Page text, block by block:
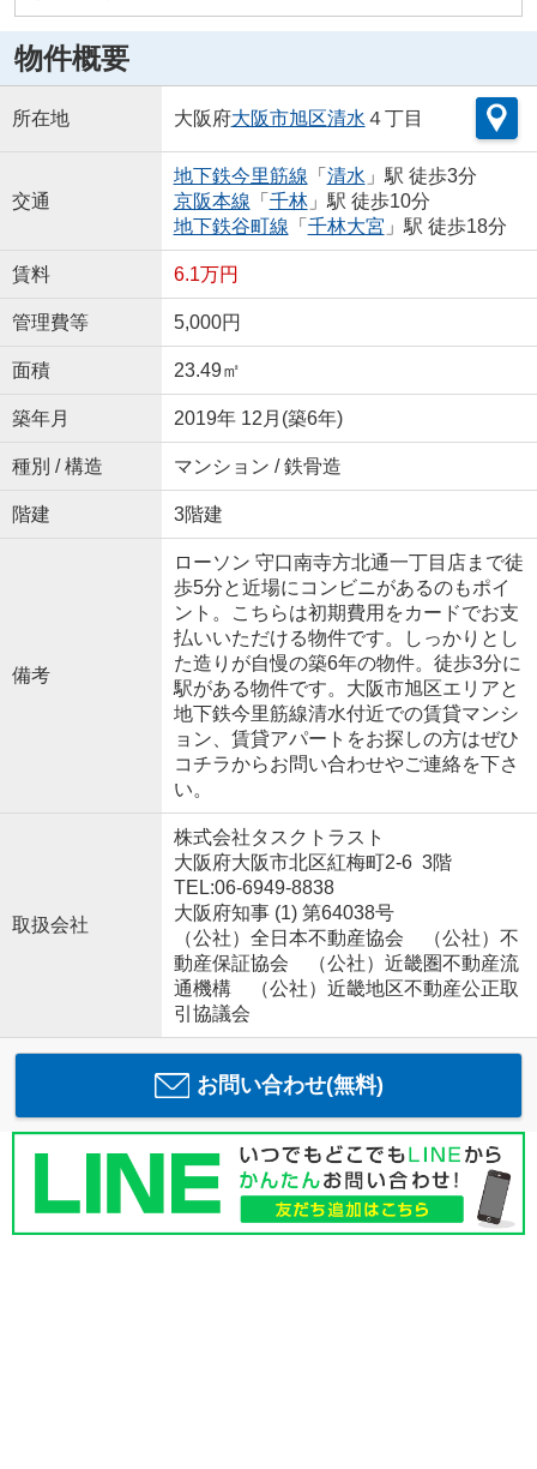
物件概要
所在地 大阪府大阪市旭区清水 ４丁目
交通
地下鉄今里筋線 「 清水 」駅 徒歩3分
京阪本線 「 千林」駅 徒歩10分
地下鉄谷町線 「 千林大宮 」駅 徒歩18分
賃料 6.1万円
管理費等 5,000円
面積 23.49㎡
築年月 2019年 12月(築6年)
種別 / 構造 マンション / 鉄骨造
階建 3階建
備考
ローソン 守口南寺方北通一丁目店まで徒
歩5分と近場にコンビニがあるのもポイ
ント。こちらは初期費用をカードでお支
払いいただける物件です。しっかりとし
た造りが自慢の築6年の物件。徒歩3分に
駅がある物件です。大阪市旭区エリアと
地下鉄今里筋線清水付近での賃貸マンシ
ョン、賃貸アパートをお探しの方はぜひ
コチラからお問い合わせやご連絡を下さ
い。
取扱会社
株式会社タスクトラスト
大阪府大阪市北区紅梅町2-6 3階
TEL:06-6949-8838
大阪府知事 (1) 第64038号
（公社）全日本不動産協会 （公社）不
動産保証協会 （公社）近畿圏不動産流
通機構 （公社）近畿地区不動産公正取
引協議会
お問い合わせ(無料)